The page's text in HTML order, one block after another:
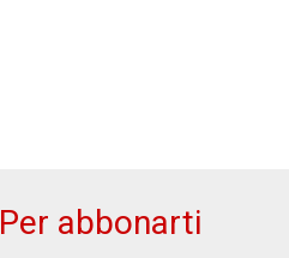
Per abbonarti